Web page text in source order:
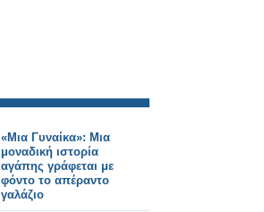
«Μια Γυναίκα»: Μια
μοναδική ιστορία
αγάπης γράφεται με
φόντο το απέραντο
γαλάζιο